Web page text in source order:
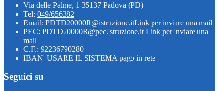
Via delle Palme, 1 35137 Padova (PD)
Tel: 049/656382
Email: PDTD20000R@istruzione.itLink per inviare una mail
PEC: PDTD20000R@pec.istruzione.it Link per inviare una
mail
C.F.: 92236790280
IBAN: USARE IL SISTEMA pago in rete
Seguici su